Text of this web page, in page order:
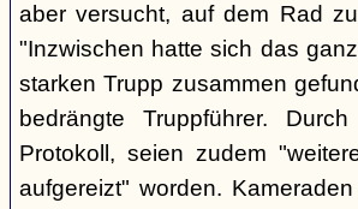
aber versucht, auf dem Rad
"Inzwischen hatte sich das
starken Trupp zusammen
bedrängte Truppführer.
Protokoll, seien zudem
aufgereizt" worden.